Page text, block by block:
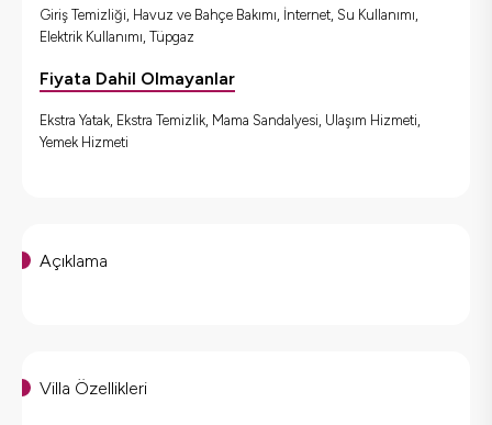
Giriş Temizliği, Havuz ve Bahçe Bakımı, İnternet, Su Kullanımı,
Elektrik Kullanımı, Tüpgaz
Fiyata Dahil Olmayanlar
Ekstra Yatak, Ekstra Temizlik, Mama Sandalyesi, Ulaşım Hizmeti,
Yemek Hizmeti
Açıklama
Villa Özellikleri